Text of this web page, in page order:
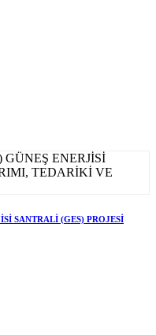
SANTRALİ (GES) PROJESİ